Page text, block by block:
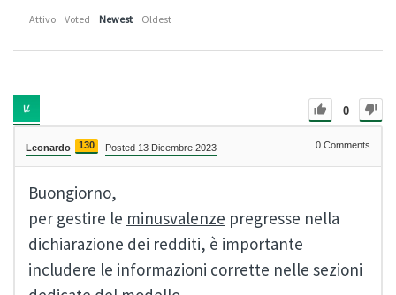
Attivo Voted Newest Oldest
0
Leonardo 130 Posted 13 Dicembre 2023 0 Comments
Buongiorno,
per gestire le minusvalenze pregresse nella
dichiarazione dei redditi, è importante
includere le informazioni corrette nelle sezioni